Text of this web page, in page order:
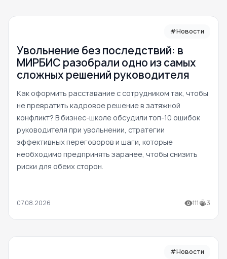
#Новости
Увольнение без последствий: в
МИРБИС разобрали одно из самых
сложных решений руководителя
Как оформить расставание с сотрудником так, чтобы
не превратить кадровое решение в затяжной
конфликт? В бизнес-школе обсудили топ-10 ошибок
руководителя при увольнении, стратегии
эффективных переговоров и шаги, которые
необходимо предпринять заранее, чтобы снизить
риски для обеих сторон.
07.08.2026 111 3
#Новости